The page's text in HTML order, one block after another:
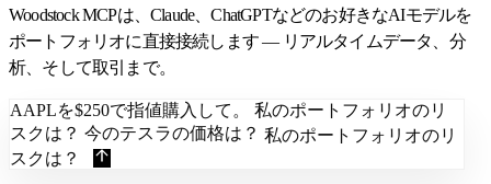
Woodstock MCPは、Claude、ChatGPTなどのお好きなAIモデルを
ポートフォリオに直接接続します — リアルタイムデータ、分
析、そして取引まで。
AAPLを$250で指値購入して。 私のポートフォリオのリ
スクは？ 今のテスラの価格は？ 今のテスラの